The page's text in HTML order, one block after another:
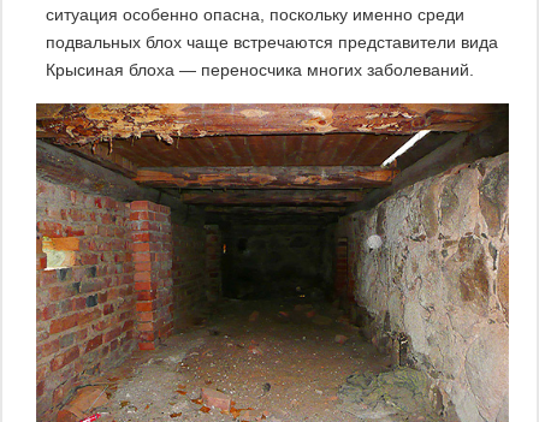
ситуация особенно опасна, поскольку именно среди
подвальных блох чаще встречаются представители вида
Крысиная блоха — переносчика многих заболеваний.